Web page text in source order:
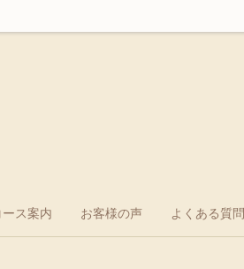
ース案内 お客様の声 よくある質問